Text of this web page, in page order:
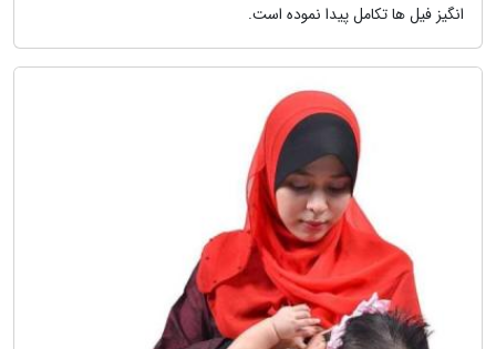
انگیز فیل ها تکامل پیدا نموده است.